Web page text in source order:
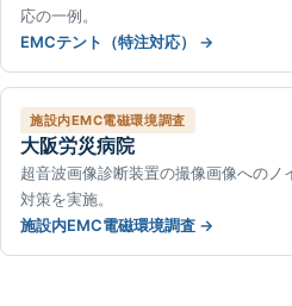
応の一例。
EMCテント（特注対応）
施設内EMC電磁環境調査
大阪労災病院
超音波画像診断装置の撮像画像へのノ
対策を実施。
施設内EMC電磁環境調査